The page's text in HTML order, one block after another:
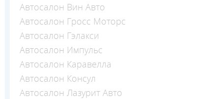
Автосалон Вин Авто
Автосалон Гросс Моторс
Автосалон Гэлакси
Автосалон Импульс
Автосалон Каравелла
Автосалон Консул
Автосалон Лазурит Авто